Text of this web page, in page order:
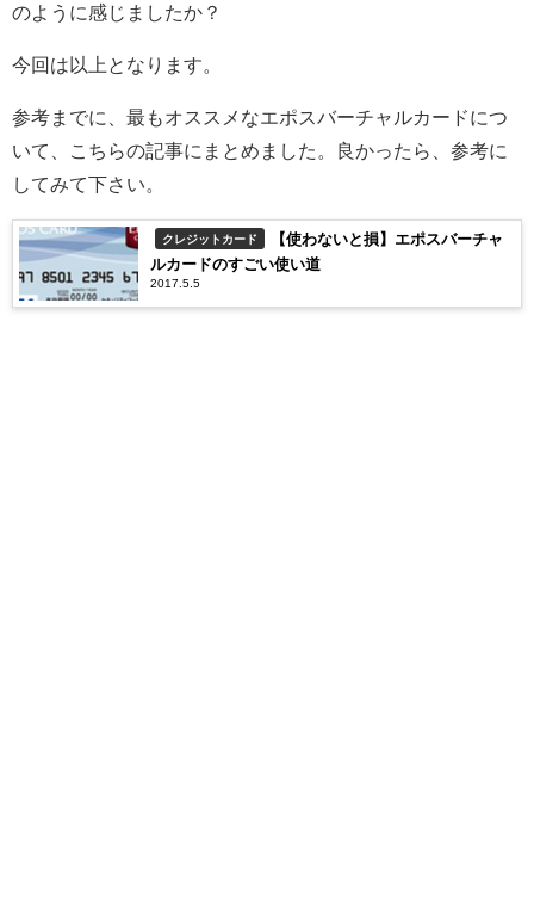
のように感じましたか？
今回は以上となります。
参考までに、最もオススメなエポスバーチャルカードにつ
いて、こちらの記事にまとめました。良かったら、参考に
してみて下さい。
クレジットカード
【使わないと損】エポスバーチャ
ルカードのすごい使い道
2017.5.5